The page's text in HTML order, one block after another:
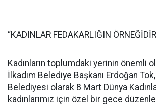
“KADINLAR FEDAKARLIĞIN
Kadınların toplumdaki yerinin önemli
İlkadım Belediye Başkanı Erdoğan
Belediyesi olarak 8 Mart Dünya
kadınlarımız için özel bir gece